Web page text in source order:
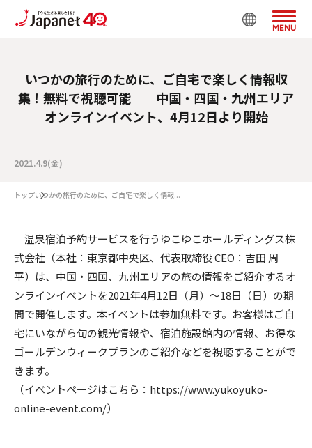
MENU
いつかの旅行のために、ご自宅で楽しく情報収
集！無料で視聴可能 中国・四国・九州エリア
オンラインイベント、4月12日より開始
2021.4.9(金)
トップいつかの旅行のために、ご自宅で楽しく情報...
温泉宿泊予約サービスを行うゆこゆこホールディングス株
式会社（本社：東京都中央区、代表取締役 CEO：吉田 周
平）は、中国・四国、九州エリアの旅の情報をご紹介するオ
ンラインイベントを2021年4月12日（月）～18日（日）の期
間で開催します。本イベントは参加無料です。お客様はご自
宅にいながら旬の観光情報や、宿泊施設館内の情報、お得な
ゴールデンウィークプランのご紹介などを視聴することがで
きます。
（イベントページはこちら： https://www.yukoyuko-
online-event.com/）